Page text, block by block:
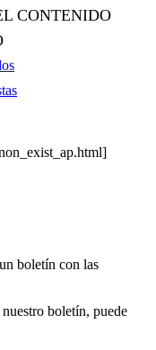
CONTENIDO
boletín con las
boletín, puede